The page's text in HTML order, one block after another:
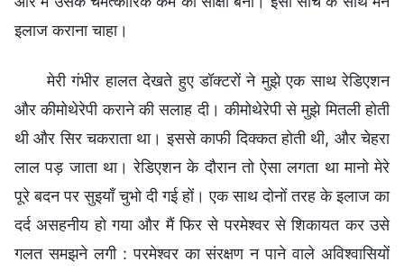
इलाज कराना चाहा।
मेरी गंभीर हालत देखते हुए डॉक्टरों ने मुझे एक साथ रेडिएशन
और कीमोथेरेपी कराने की सलाह दी। कीमोथेरेपी से मुझे मितली होती
थी और सिर चकराता था। इससे काफी दिक्कत होती थी, और चेहरा
लाल पड़ जाता था। रेडिएशन के दौरान तो ऐसा लगता था मानो मेरे
पूरे बदन पर सुइयाँ चुभो दी गई हों। एक साथ दोनों तरह के इलाज का
दर्द असहनीय हो गया और मैं फिर से परमेश्वर से शिकायत कर उसे
गलत समझने लगी : परमेश्वर का संरक्षण न पाने वाले अविश्वासियों